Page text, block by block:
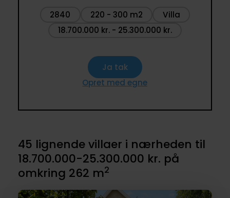
2840 220 - 300 m2
Villa
18.700.000 kr. - 25.300.000 kr.
Ja tak
Opret med egne
45 lignende villaer i nærheden til
18.700.000-25.300.000 kr. på
omkring 262 m2